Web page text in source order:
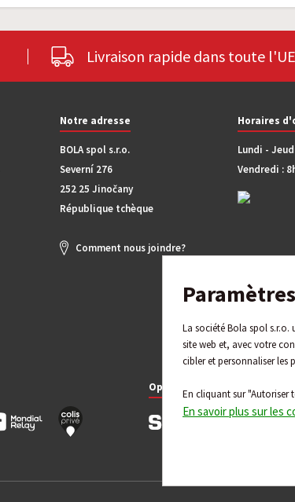
La société Bola spol
site web et, avec votre
cibler et personnaliser les
En cliquant sur "Autoriser
En savoir plus sur les
Livraison rapide dans toute l'UE
Notre adresse
BOLA spol s.r.o.
Severní 276
252 25 Jinočany
République tchèque
Comment nous joindre?
Horaires
Lundi -
Vendredi :
Options de paiement